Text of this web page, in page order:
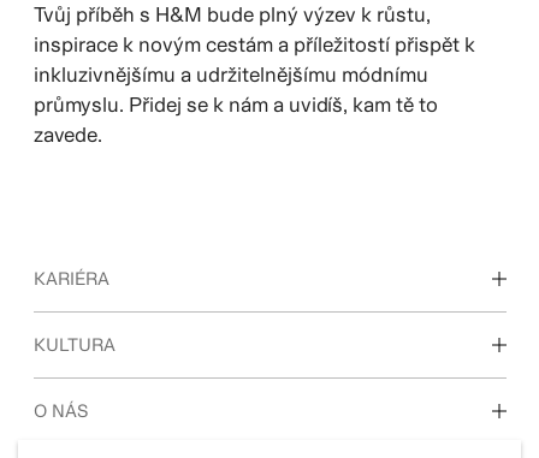
Tvůj příběh s H&M bude plný výzev k růstu,
inspirace k novým cestám a příležitostí přispět k
inkluzivnějšímu a udržitelnějšímu módnímu
průmyslu. Přidej se k nám a uvidíš, kam tě to
zavede.
KARIÉRA
Objevte naše pracovní oblasti
KULTURA
Naše kultura & benefity
O NÁS